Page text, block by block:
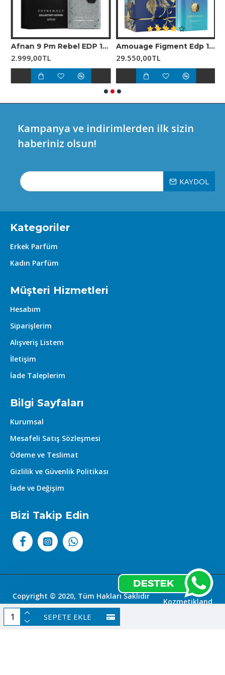
SEPETE EKLE
Afnan 9 Pm Rebel EDP 100 ml Unisex Parfüm
2.999,00TL
Amouage Figment Edp 100 Ml Erkek Parfüm
29.550,00TL
Kampanya ve indirimlerden ilk sizin
haberiniz olsun!
KAYDOL
Kategoriler
Erkek Parfüm
Kadın Parfüm
Müşteri Hizmetleri
Hesabım
Siparişlerim
Alışveriş Listem
İletişim
İade Taleplerim
Bilgi Sayfaları
Kurumsal
Mesafeli Satış Sözleşmesi
Ödeme ve Teslimat
Gizlilik ve Güvenlik Politikası
İade ve Değişim
Bizi Takip Edin
Copyright © 2020, Tüm Hakları Saklıdır
|
Kozmetikland